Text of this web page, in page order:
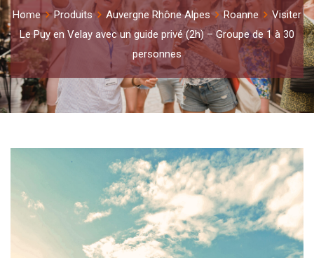
Home Produits Auvergne Rhône Alpes Roanne
Visiter
Le Puy en Velay avec un guide privé (2h) – Groupe de 1 à 30
personnes